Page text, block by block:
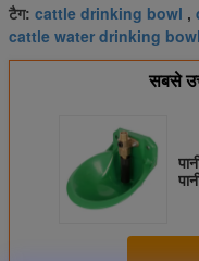
टैग: cattle drinking bowl ,
cattle water drinking bowl
सबसे